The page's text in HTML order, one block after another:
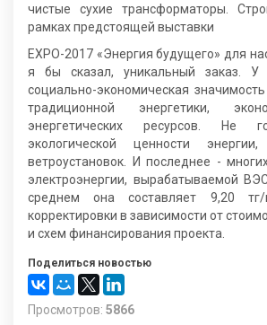
чистые сухие трансформаторы.
рамках предстоящей выставки
EXPO-2017 «Энергия будущего» для
я бы сказал, уникальный заказ. У
социально-экономическая
традиционной энергетики,
энергетических ресурсов. Не
экологической ценности
ветроустановок. И последнее -
электроэнергии, вырабатываемой
среднем она составляет 9,20
корректировки в зависимости от
и схем финансирования проекта.
Поделиться новостью
Просмотров: 5866